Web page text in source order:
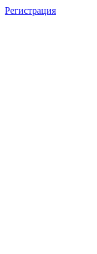
Регистрация